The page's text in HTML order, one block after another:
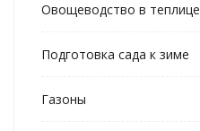
Овощеводство в теплице
Подготовка сада к зиме
Газоны